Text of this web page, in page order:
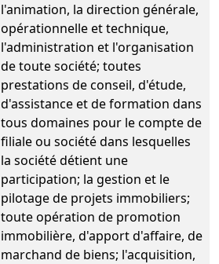
l'animation, la direction générale,
opérationnelle et technique,
l'administration et l'organisation
de toute société; toutes
prestations de conseil, d'étude,
d'assistance et de formation dans
tous domaines pour le compte de
filiale ou société dans lesquelles
la société détient une
participation; la gestion et le
pilotage de projets immobiliers;
toute opération de promotion
immobilière, d'apport d'affaire, de
marchand de biens; l'acquisition,